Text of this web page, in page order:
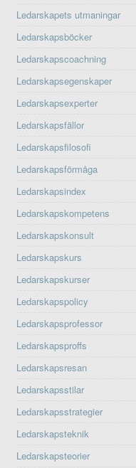
Ledarskapets utmaningar
Ledarskapsböcker
Ledarskapscoachning
Ledarskapsegenskaper
Ledarskapsexperter
Ledarskapsfällor
Ledarskapsfilosofi
Ledarskapsförmåga
Ledarskapsindex
Ledarskapskompetens
Ledarskapskonsult
Ledarskapskurs
Ledarskapskurser
Ledarskapspolicy
Ledarskapsprofessor
Ledarskapsproffs
Ledarskapsresan
Ledarskapsstilar
Ledarskapsstrategier
Ledarskapsteknik
Ledarskapsteorier